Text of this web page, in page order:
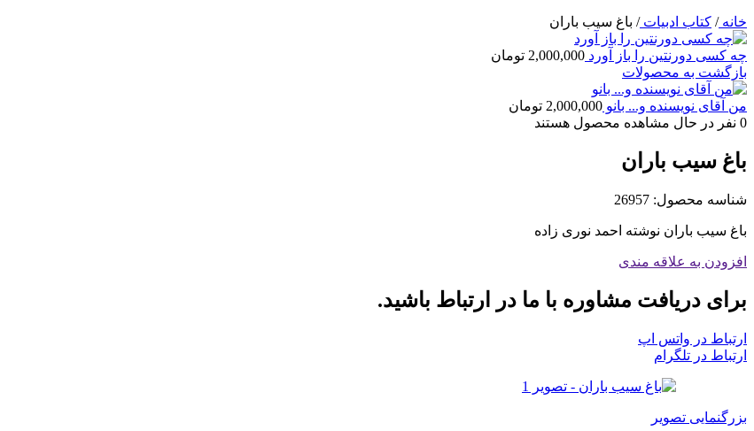
خانه/ کتاب ادبیات/ باغ سیب باران
چه کسی دورنتین را باز آورد 2,000,000 تومان
بازگشت به محصولات
من آقای نویسنده و... بانو 2,000,000 تومان
0 نفر در حال مشاهده محصول هستند
باغ سیب باران
شناسه محصول: 26957
باغ سیب باران نوشته احمد نوری زاده
افزودن به علاقه مندی
برای دریافت مشاوره با ما در ارتباط باشید.
ارتباط در واتس اپ
ارتباط در تلگرام
بزرگنمایی تصویر